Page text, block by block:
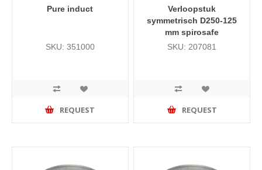
Pure induct
SKU: 351000
REQUEST
Verloopstuk
symmetrisch D250-125
mm spirosafe
SKU: 207081
REQUEST